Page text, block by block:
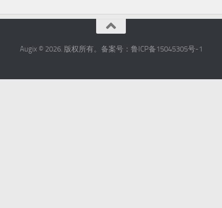
Augix © 2026. 版权所有。备案号：鲁ICP备15045305号-1